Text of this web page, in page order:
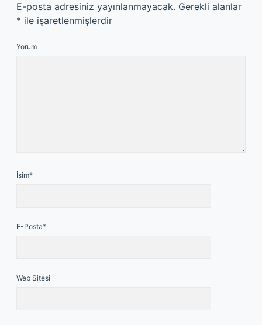
E-posta adresiniz yayınlanmayacak. Gerekli alanlar
* ile işaretlenmişlerdir
Yorum
İsim*
E-Posta*
Web Sitesi